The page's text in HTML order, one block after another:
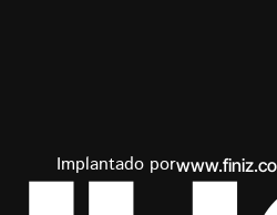
Implantado por